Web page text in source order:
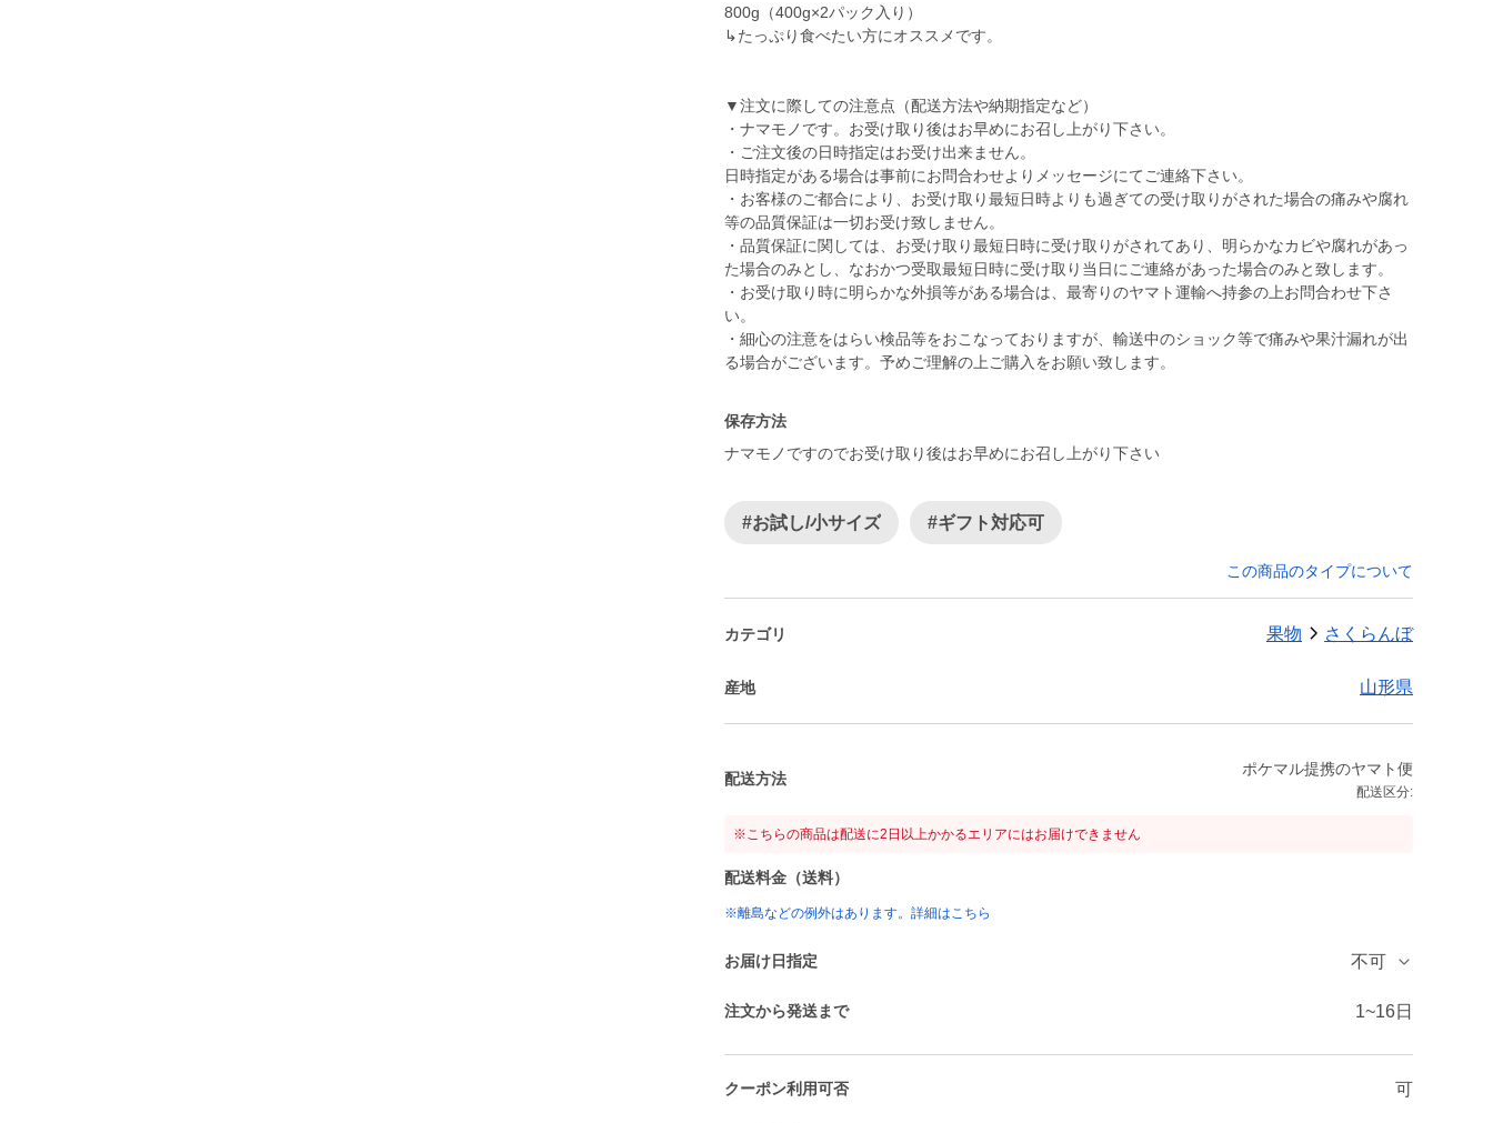
800g（400g×2パック入り）
↳たっぷり食べたい方にオススメです。
▼注文に際しての注意点（配送方法や納期指定など）
・ナマモノです。お受け取り後はお早めにお召し上がり下さい。
・ご注文後の日時指定はお受け出来ません。
日時指定がある場合は事前にお問合わせよりメッセージにてご連絡下さい。
・お客様のご都合により、お受け取り最短日時よりも過ぎての受け取りがされた場合の痛みや腐れ
等の品質保証は一切お受け致しません。
・品質保証に関しては、お受け取り最短日時に受け取りがされてあり、明らかなカビや腐れがあっ
た場合のみとし、なおかつ受取最短日時に受け取り当日にご連絡があった場合のみと致します。
・お受け取り時に明らかな外損等がある場合は、最寄りのヤマト運輸へ持参の上お問合わせ下さ
い。
・細心の注意をはらい検品等をおこなっておりますが、輸送中のショック等で痛みや果汁漏れが出
る場合がございます。予めご理解の上ご購入をお願い致します。
保存方法
ナマモノですのでお受け取り後はお早めにお召し上がり下さい
#お試し/小サイズ #ギフト対応可
この商品のタイプについて
カテゴリ 果物 さくらんぼ
産地 山形県
配送方法
ポケマル提携のヤマト便
配送区分:
※こちらの商品は配送に2日以上かかるエリアにはお届けできません
配送料金（送料）
※離島などの例外はあります。詳細はこちら
お届け日指定 不可
注文から発送まで 1~16日
クーポン利用可否 可